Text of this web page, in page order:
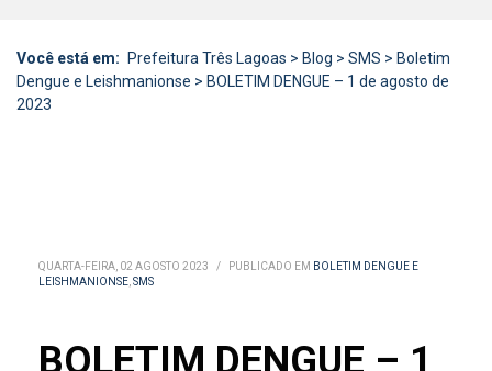
Você está em: Prefeitura Três Lagoas > Blog > SMS > Boletim
Dengue e Leishmanionse > BOLETIM DENGUE – 1 de agosto de
2023
QUARTA-FEIRA, 02 AGOSTO 2023 / PUBLICADO EM BOLETIM DENGUE E
LEISHMANIONSE,SMS
BOLETIM DENGUE – 1